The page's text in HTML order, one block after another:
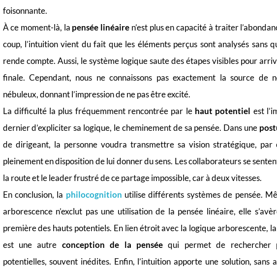
foisonnante.
À ce moment-là, la pensée linéaire n’est plus en capacité à traiter
coup, l’intuition vient du fait que les éléments perçus sont analysés sans
rende compte. Aussi, le système logique saute des étapes visibles pour
finale. Cependant, nous ne connaissons pas exactement la source de
nébuleux, donnant l’impression de ne pas être excité.
La difficulté la plus fréquemment rencontrée par le haut potentiel est
dernier d’expliciter sa logique, le cheminement de sa pensée. Dans une
de dirigeant, la personne voudra transmettre sa vision stratégique, par
pleinement en disposition de lui donner du sens. Les collaborateurs se
la route et le leader frustré de ce partage impossible, car à deux vitesses.
En conclusion, la philocognition utilise différents systèmes de pensée.
arborescence n’exclut pas une utilisation de la pensée linéaire, elle
première des hauts potentiels. En lien étroit avec la logique arborescente,
est une autre conception de la pensée qui permet de rechercher
potentielles, souvent inédites. Enfin, l’intuition apporte une solution, sans